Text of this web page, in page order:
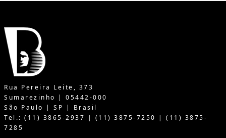
Rua Pereira Leite, 373
Sumarezinho | 05442-000
São Paulo | SP | Brasil
Tel.: (11) 3865-2937 | (11) 3875-7250 | (11) 3875-
7285